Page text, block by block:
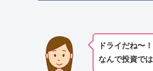
ドライだね〜！
なんで投資では